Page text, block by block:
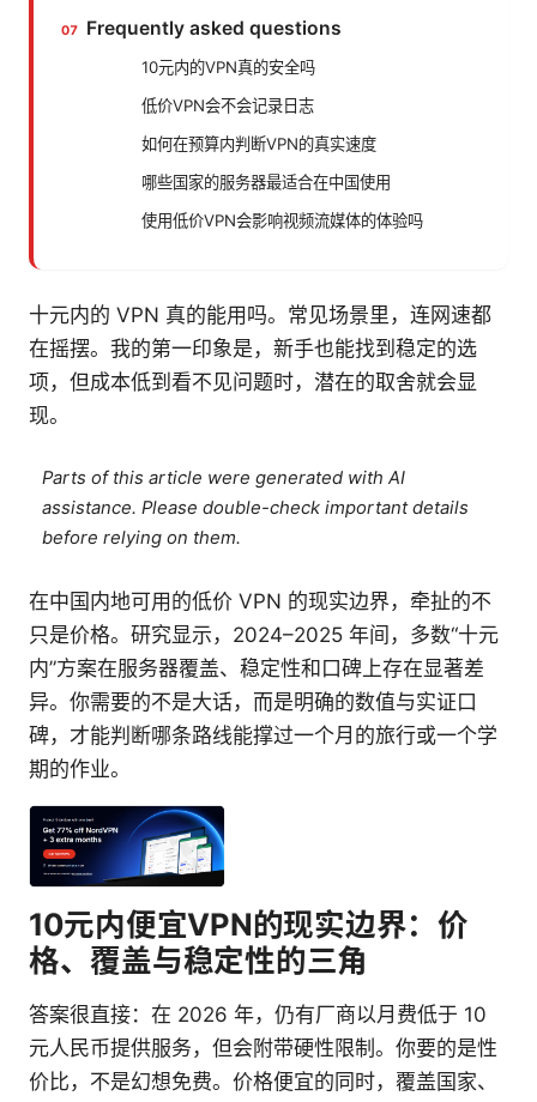
Frequently asked questions
10元内的VPN真的安全吗
低价VPN会不会记录日志
如何在预算内判断VPN的真实速度
哪些国家的服务器最适合在中国使用
使用低价VPN会影响视频流媒体的体验吗
十元内的 VPN 真的能用吗。常见场景里，连网速都
在摇摆。我的第一印象是，新手也能找到稳定的选
项，但成本低到看不见问题时，潜在的取舍就会显
现。
Parts of this article were generated with AI
assistance. Please double-check important details
before relying on them.
在中国内地可用的低价 VPN 的现实边界，牵扯的不
只是价格。研究显示，2024–2025 年间，多数“十元
内”方案在服务器覆盖、稳定性和口碑上存在显著差
异。你需要的不是大话，而是明确的数值与实证口
碑，才能判断哪条路线能撑过一个月的旅行或一个学
期的作业。
10元内便宜VPN的现实边界：价
格、覆盖与稳定性的三角
答案很直接：在 2026 年，仍有厂商以月费低于 10
元人民币提供服务，但会附带硬性限制。你要的是性
价比，不是幻想免费。价格便宜的同时，覆盖国家、